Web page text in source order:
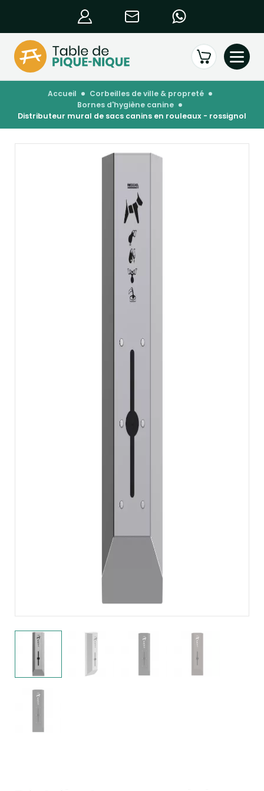
accueil
corbeilles de ville & propreté
bornes d'hygiène canine
distributeur mural de sacs canins en rouleaux - rossignol